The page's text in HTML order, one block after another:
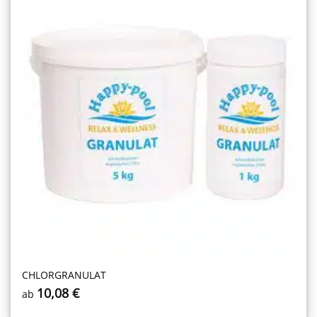
CHLORGRANULAT
ab 10,08€